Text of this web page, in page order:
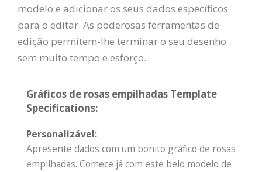
modelo e adicionar os seus dados específicos
para o editar. As poderosas ferramentas de
edição permitem-lhe terminar o seu desenho
sem muito tempo e esforço.
Gráficos de rosas empilhadas Template
Specifications:
Personalizável:
Apresente dados com um bonito gráfico de rosas
empilhadas. Comece já com este belo modelo de